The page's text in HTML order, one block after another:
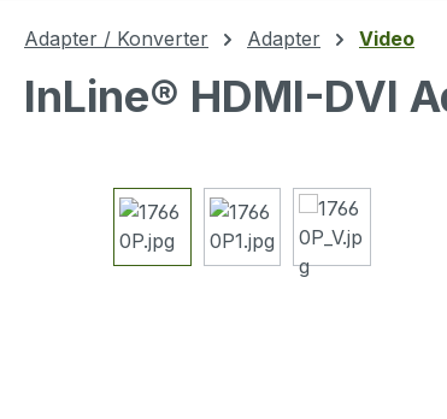
Adapter / Konverter Adapter Video
InLine® HDMI-DVI
Bildergalerie überspringen